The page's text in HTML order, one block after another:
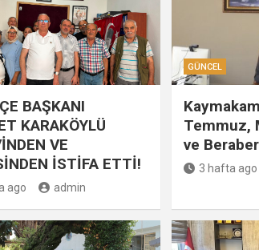
BAŞKANI
KARAKÖYLÜ
VE
İSTİFA ETTİ!
ago admin
GÜNCEL
Temmuz,
ve
3 hafta ago